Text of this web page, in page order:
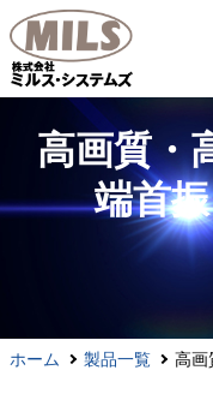
高画質・
端首
ホーム 製品一覧 高画